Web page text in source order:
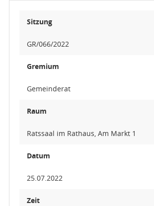
Sitzung
GR/066/2022
Gremium
Gemeinderat
Raum
Ratssaal im Rathaus, Am Markt 1
Datum
25.07.2022
Zeit